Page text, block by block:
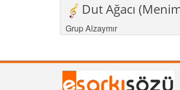
Dut Ağacı
Grup Alzaymır